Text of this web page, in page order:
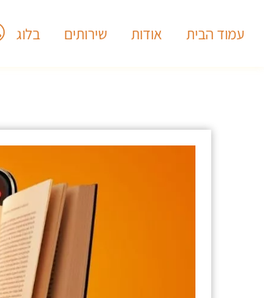
עמוד הבית אודות שירותים בלוג